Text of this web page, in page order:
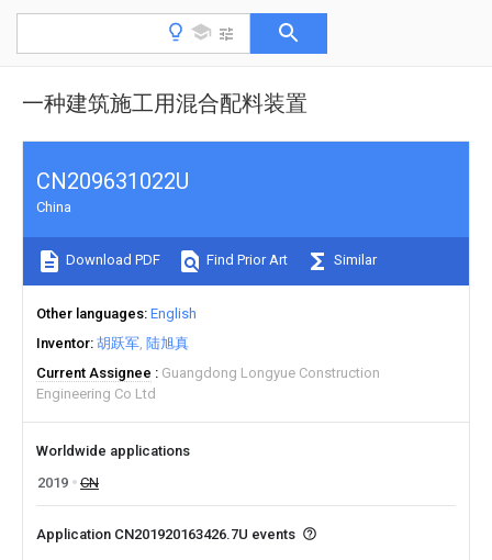
一种建筑施工用混合配料装置
CN209631022U
China
Download PDF Find Prior Art Similar
Other languages English
Inventor 胡跃军 陆旭真
Current Assignee
Guangdong Longyue Construction
Engineering Co Ltd
Worldwide applications
2019
CN
Application CN201920163426.7U events